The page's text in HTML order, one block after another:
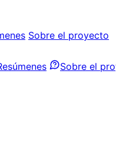
Sobre el proyecto
Sobre el